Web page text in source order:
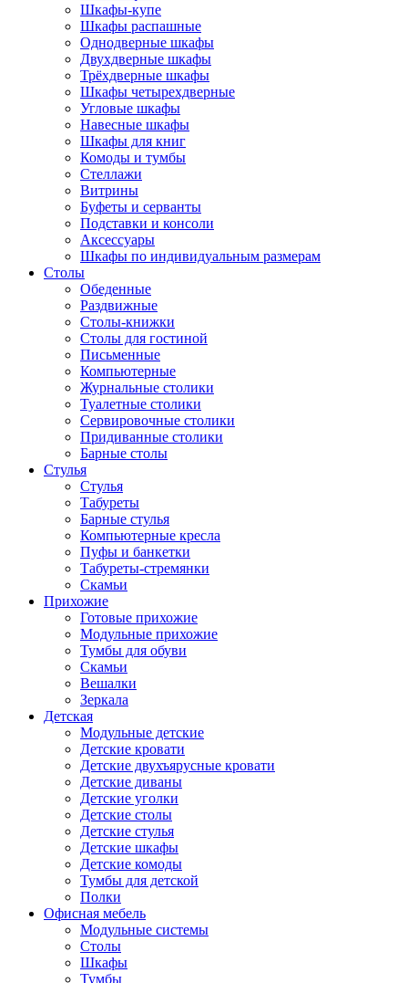
Шкафы-купе
Шкафы распашные
Однодверные шкафы
Двухдверные шкафы
Трёхдверные шкафы
Шкафы четырехдверные
Угловые шкафы
Навесные шкафы
Шкафы для книг
Комоды и тумбы
Стеллажи
Витрины
Буфеты и серванты
Подставки и консоли
Аксессуары
Шкафы по индивидуальным размерам
Столы
Обеденные
Раздвижные
Столы-книжки
Столы для гостиной
Письменные
Компьютерные
Журнальные столики
Туалетные столики
Сервировочные столики
Придиванные столики
Барные столы
Стулья
Стулья
Табуреты
Барные стулья
Компьютерные кресла
Пуфы и банкетки
Табуреты-стремянки
Скамьи
Прихожие
Готовые прихожие
Модульные прихожие
Тумбы для обуви
Скамьи
Вешалки
Зеркала
Детская
Модульные детские
Детские кровати
Детские двухъярусные кровати
Детские диваны
Детские уголки
Детские столы
Детские стулья
Детские шкафы
Детские комоды
Тумбы для детской
Полки
Офисная мебель
Модульные системы
Столы
Шкафы
Тумбы